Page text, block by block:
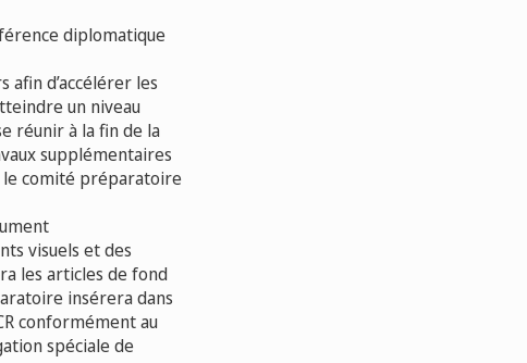
diplomatique
afin d’accélérer les
un niveau
réunir à la fin de la
supplémentaires
le comité préparatoire
visuels et des
les articles de fond
insérera dans
conformément au
spéciale de